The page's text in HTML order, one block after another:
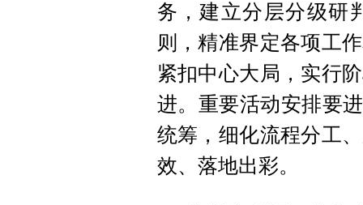
务，建立分层分级研
则，精准界定各项工
紧扣中心大局，实行
进。重要活动安排要
统筹，细化流程分工
效、落地出彩。